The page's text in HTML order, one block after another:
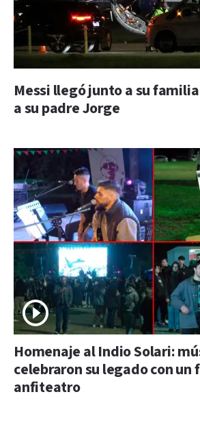
Messi llegó junto a su
a su padre Jorge
Homenaje al Indio Solari:
celebraron su legado con un
anfiteatro